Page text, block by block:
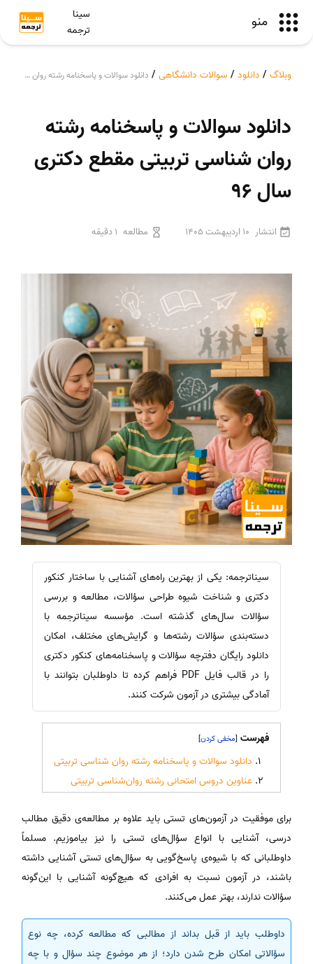
منو
سینا
ترجمه
وبلاگ / دانلود / سوالات دانشگاهی / دانلود سوالات و پاسخنامه رشته روان شناسی تربیتی مقطع دکتری سال 96
دانلود سوالات و پاسخنامه رشته
روان شناسی تربیتی مقطع دکتری
سال 96
انتشار 10 اردیبهشت 1405 مطالعه 1 دقیقه
سیناترجمه: یکی از بهترین راه‌های آشنایی با ساختار کنکور
دکتری و شناخت شیوه طراحی سؤالات، مطالعه و بررسی
سؤالات سال‌های گذشته است. مؤسسه سیناترجمه با
دسته‌بندی سؤالات رشته‌ها و گرایش‌های مختلف، امکان
دانلود رایگان دفترچه سؤالات و پاسخنامه‌های کنکور دکتری
را در قالب فایل PDF فراهم کرده تا داوطلبان بتوانند با
آمادگی بیشتری در آزمون شرکت کنند.
فهرست [
]
دانلود سوالات و پاسخنامه رشته روان شناسی تربیتی
عناوین دروس امتحانی رشته روان‌شناسی تربیتی
برای موفقیت در آزمون‌های تستی باید علاوه بر مطالعه‌ی دقیق مطالب
درسی، آشنایی با انواع سؤال‌های تستی را نیز بیاموزیم. مسلماً
داوطلبانی که با شیوه‌ی پاسخ‌گویی به سؤال‌های تستی آشنایی داشته
باشند، در آزمون نسبت به افرادی که هیچ‌گونه آشنایی با این‌گونه
سؤالات ندارند، بهتر عمل می‌کنند.
داوطلب باید از قبل بداند از مطالبی که مطالعه کرده، چه نوع
سؤالاتی امکان طرح شدن دارد؛ از هر موضوع چند سؤال و با چه